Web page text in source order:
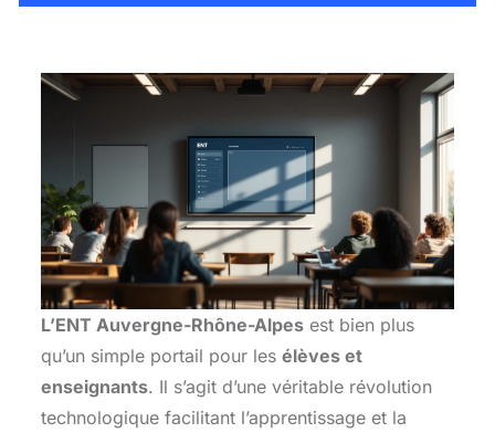
L’ENT Auvergne-Rhône-Alpes est bien plus
qu’un simple portail pour les élèves et
enseignants. Il s’agit d’une véritable révolution
technologique facilitant l’apprentissage et la